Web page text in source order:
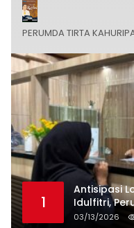
PERUMDA TIRTA
1
Antisipasi
Idulfitri,
Berlakukan
03/13/2026